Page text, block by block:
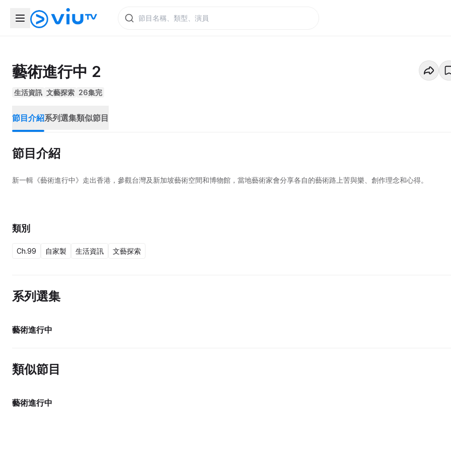
藝術進行中 2
生活資訊 文藝探索 26集完
節目介紹系列選集類似節目
節目介紹
新一輯《藝術進行中》走出香港，參觀台灣及新加坡藝術空間和博物館，當地藝術家會分享各自的藝術路上苦與樂、創作理念和心得。
類別
Ch.99 自家製 生活資訊 文藝探索
系列選集
藝術進行中
類似節目
藝術進行中